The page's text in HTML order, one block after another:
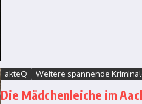
akteQ Weitere spannende
Die Mädchenleiche im